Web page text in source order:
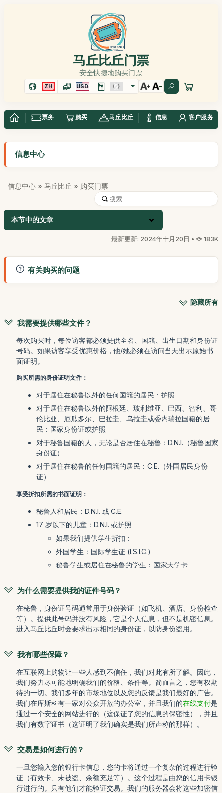
马丘比丘门票
安全快捷地购买门票
ZH USD
票务 购买 马丘比丘 信息 客户服务
信息中心
信息中心 » 马丘比丘 » 购买门票
本节中的文章
最新更新: 2024年十月20日 • 183K
有关购买的问题
隐藏所有
我需要提供哪些文件？
每次购买时，每位访客都必须提供全名、国籍、出生日期和身份证
号码。如果访客享受优惠价格，他/她必须在访问当天出示原始书
面证明。
购买所需的身份证明文件：
对于居住在秘鲁以外的任何国籍的居民：护照
对于居住在秘鲁以外的阿根廷、玻利维亚、巴西、智利、哥
伦比亚、厄瓜多尔、巴拉圭、乌拉圭或委内瑞拉国籍的居
民：国家身份证或护照
对于秘鲁国籍的人，无论是否居住在秘鲁：D.N.I.（秘鲁国家
身份证）
对于居住在秘鲁的任何国籍的居民：C.E.（外国居民身份
证）
享受折扣所需的书面证明：
秘鲁人和居民：D.N.I. 或 C.E.
17 岁以下的儿童：D.N.I. 或护照
如果我们提供学生折扣：
外国学生：国际学生证 (I.S.I.C.)
秘鲁学生或居住在秘鲁的学生：国家大学卡
为什么需要提供我的证件号码？
在秘鲁，身份证号码通常用于身份验证（如飞机、酒店、身份检查
等）。提供此号码并没有风险，它是个人信息，但不是机密信息。
进入马丘比丘时会要求出示相同的身份证，以防身份盗用。
我有哪些保障？
在互联网上购物让一些人感到不信任，我们对此有所了解。因此，
我们努力尽可能地明确我们的价格、条件等。简而言之，您有权期
待的一切。我们多年的市场地位以及您的反馈是我们最好的广告。
我们在库斯科有一家对公众开放的办公室，并且我们的在线支付是
通过一个安全的网站进行的（这保证了您的信息的保密性），并且
我们有数字证书（这证明了我们确实是我们所声称的那样）。
交易是如何进行的？
一旦您输入您的银行卡信息，您的卡将通过一个复杂的过程进行验
证（有效卡、未被盗、余额充足等）。这个过程是由您的信用卡银
行进行的。只有他们才能验证交易。我们的服务器会将这些加密信